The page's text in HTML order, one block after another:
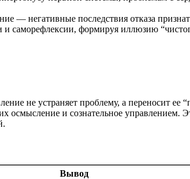
— негативные последствия отказа
саморефлексии, формируя иллюзию
не устраняет проблему, а переносит ее
осмысление и сознательное управлением.
Вывод